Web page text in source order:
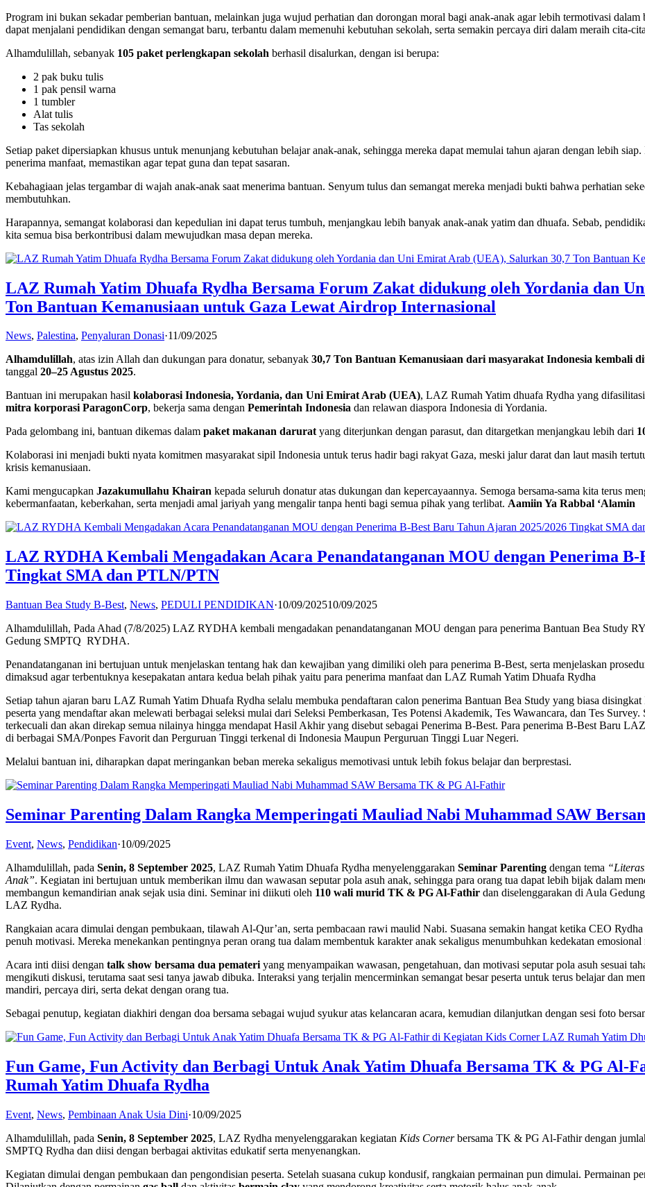
Program ini bukan sekadar pemberian bantuan, melainkan juga wujud perhatian dan dorongan moral bagi anak-anak agar lebih termotivasi
dapat menjalani pendidikan dengan semangat baru, terbantu dalam memenuhi kebutuhan sekolah, serta semakin percaya diri dalam meraih cita-
Alhamdulillah, sebanyak 105 paket perlengkapan sekolah berhasil disalurkan, dengan isi berupa:
2 pak buku tulis
1 pak pensil warna
1 tumbler
Alat tulis
Tas sekolah
Setiap paket dipersiapkan khusus untuk menunjang kebutuhan belajar anak-anak, sehingga mereka dapat memulai tahun ajaran dengan lebih
penerima manfaat, memastikan agar tepat guna dan tepat sasaran.
Kebahagiaan jelas tergambar di wajah anak-anak saat menerima bantuan. Senyum tulus dan semangat mereka menjadi bukti bahwa perhatian
membutuhkan.
Harapannya, semangat kolaborasi dan kepedulian ini dapat terus tumbuh, menjangkau lebih banyak anak-anak yatim dan dhuafa. Sebab,
kita semua bisa berkontribusi dalam mewujudkan masa depan mereka.
LAZ Rumah Yatim Dhuafa Rydha Bersama Forum Zakat didukung oleh Yordania dan
Ton Bantuan Kemanusiaan untuk Gaza Lewat Airdrop Internasional
News, Palestina, Penyaluran Donasi·11/09/2025
Alhamdulillah, atas izin Allah dan dukungan para donatur, sebanyak 30,7 Ton Bantuan Kemanusiaan dari masyarakat Indonesia kembali
tanggal 20–25 Agustus 2025.
Bantuan ini merupakan hasil kolaborasi Indonesia, Yordania, dan Uni Emirat Arab (UEA), LAZ Rumah Yatim dhuafa Rydha yang
mitra korporasi ParagonCorp, bekerja sama dengan Pemerintah Indonesia dan relawan diaspora Indonesia di Yordania.
Pada gelombang ini, bantuan dikemas dalam paket makanan daruratyang diterjunkan dengan parasut, dan ditargetkan menjangkau lebih dari
Kolaborasi ini menjadi bukti nyata komitmen masyarakat sipil Indonesia untuk terus hadir bagi rakyat Gaza, meski jalur darat dan laut masih
krisis kemanusiaan.
Kami mengucapkan Jazakumullahu Khairan kepada seluruh donatur atas dukungan dan kepercayaannya. Semoga bersama-sama kita terus
kebermanfaatan, keberkahan, serta menjadi amal jariyah yang mengalir tanpa henti bagi semua pihak yang terlibat. Aamiin Ya Rabbal ‘Alamin
LAZ RYDHA Kembali Mengadakan Acara Penandatanganan MOU dengan Penerima B-
Tingkat SMA dan PTLN/PTN
Bantuan Bea Study B-Best, News, PEDULI PENDIDIKAN·10/09/202510/09/2025
Alhamdulillah, Pada Ahad (7/8/2025) LAZ RYDHA kembali mengadakan penandatanganan MOU dengan para penerima Bantuan Bea Study
Gedung SMPTQ RYDHA.
Penandatanganan ini bertujuan untuk menjelaskan tentang hak dan kewajiban yang dimiliki oleh para penerima B-Best, serta menjelaskan
dimaksud agar terbentuknya kesepakatan antara kedua belah pihak yaitu para penerima manfaat dan LAZ Rumah Yatim Dhuafa Rydha
Setiap tahun ajaran baru LAZ Rumah Yatim Dhuafa Rydha selalu membuka pendaftaran calon penerima Bantuan Bea Study yang biasa
peserta yang mendaftar akan melewati berbagai seleksi mulai dari Seleksi Pemberkasan, Tes Potensi Akademik, Tes Wawancara, dan Tes Survey.
terkecuali dan akan direkap semua nilainya hingga mendapat Hasil Akhir yang disebut sebagai Penerima B-Best. Para penerima B-Best Baru
di berbagai SMA/Ponpes Favorit dan Perguruan Tinggi terkenal di Indonesia Maupun Perguruan Tinggi Luar Negeri.
Melalui bantuan ini, diharapkan dapat meringankan beban mereka sekaligus memotivasi untuk lebih fokus belajar dan berprestasi.
Seminar Parenting Dalam Rangka Memperingati Mauliad Nabi Muhammad SAW
Event, News, Pendidikan·10/09/2025
Alhamdulillah, pada Senin, 8 September 2025, LAZ Rumah Yatim Dhuafa Rydha menyelenggarakan Seminar Parenting dengan tema
Anak”. Kegiatan ini bertujuan untuk memberikan ilmu dan wawasan seputar pola asuh anak, sehingga para orang tua dapat lebih bijak dalam
membangun kemandirian anak sejak usia dini. Seminar ini diikuti oleh 110 wali murid TK & PG Al-Fathir dan diselenggarakan di Aula
LAZ Rydha.
Rangkaian acara dimulai dengan pembukaan, tilawah Al-Qur’an, serta pembacaan rawi maulid Nabi. Suasana semakin hangat ketika CEO
penuh motivasi. Mereka menekankan pentingnya peran orang tua dalam membentuk karakter anak sekaligus menumbuhkan kedekatan
Acara inti diisi dengan talk show bersama dua pemateri yang menyampaikan wawasan, pengetahuan, dan motivasi seputar pola asuh sesuai
mengikuti diskusi, terutama saat sesi tanya jawab dibuka. Interaksi yang terjalin mencerminkan semangat besar peserta untuk terus belajar dan
mandiri, percaya diri, serta dekat dengan orang tua.
Sebagai penutup, kegiatan diakhiri dengan doa bersama sebagai wujud syukur atas kelancaran acara, kemudian dilanjutkan dengan sesi foto
Fun Game, Fun Activity dan Berbagi Untuk Anak Yatim Dhuafa Bersama TK & PG Al-
Rumah Yatim Dhuafa Rydha
Event, News, Pembinaan Anak Usia Dini·10/09/2025
Alhamdulillah, pada Senin, 8 September 2025, LAZ Rydha menyelenggarakan kegiatan Kids Cornerbersama TK & PG Al-Fathir dengan
SMPTQ Rydha dan diisi dengan berbagai aktivitas edukatif serta menyenangkan.
Kegiatan dimulai dengan pembukaan dan pengondisian peserta. Setelah suasana cukup kondusif, rangkaian permainan pun dimulai. Permainan